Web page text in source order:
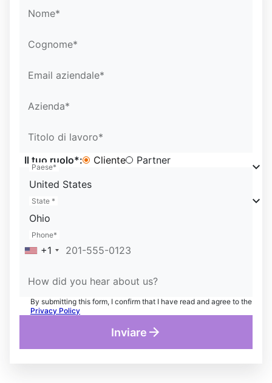
Nome*
Cognome*
Email aziendale*
Azienda*
Titolo di lavoro*
Il tuo ruolo*:
Cliente Partner
Paese*
United States
State *
Ohio
+1
Phone*
How did you hear about us?
By submitting this form, I confirm that I have read and agree to the
Privacy Policy
Inviare